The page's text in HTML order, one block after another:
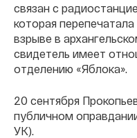
связан с
которая
взрыве в
свидетель имеет
отделению «Яблока».
20 сентября
публичном
УК).